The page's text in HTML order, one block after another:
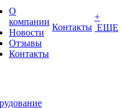
О
компании
Новости
Отзывы
Контакты
Контакты
+
ЕЩЕ